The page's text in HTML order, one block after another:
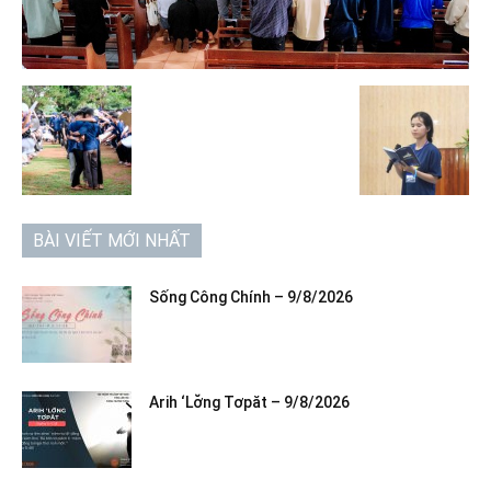
BÀI VIẾT MỚI NHẤT
Sống Công Chính – 9/8/2026
Arih ‘Lơ̆ng Tơpăt – 9/8/2026